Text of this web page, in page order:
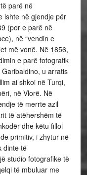
parë në
ishte në gjendje për
(por e parë në
në “vendin e
më vonë. Në 1856,
e parë fotografik
u arratis
ai shkoi në Turqi,
në Vlorë. Në
të merrte azil
të atëhershëm të
dhe këtu filloi
primitiv, i zhytur në
dinte të
studio fotografike të
të mbuluar me